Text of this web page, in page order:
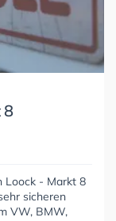
8
Loock - Markt 8
sicheren
VW, BMW,